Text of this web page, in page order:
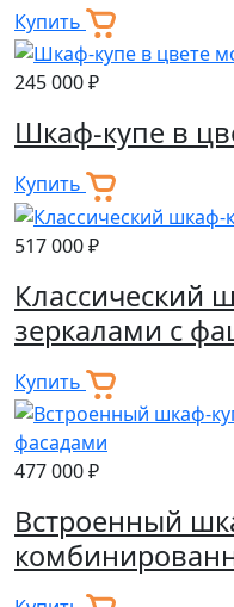
Купить
245 000 ₽
Шкаф-купе в
Купить
517 000 ₽
Классический
зеркалами с
Купить
477 000 ₽
Встроенный